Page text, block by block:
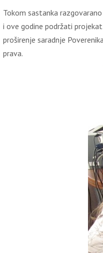
Tokom sastanka
i ove godine podržati
proširenje saradnje
prava.